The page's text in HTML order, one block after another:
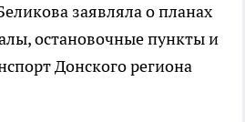
заявляла о планах
остановочные пункты и
Донского региона